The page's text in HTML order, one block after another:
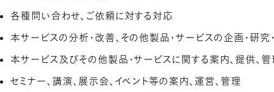
各種問い合わせ、ご依頼に対する対応
本サービスの分析・改善、その他製品・サービスの企画・研究
本サービス及びその他製品・サービスに関する案内、提供、管
セミナー、講演、展示会、イベント等の案内、運営、管理